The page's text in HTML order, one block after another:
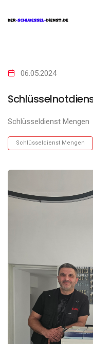
06.05.2024
Schlüsseldienst Mengen
Schlüsseldienst Mengen